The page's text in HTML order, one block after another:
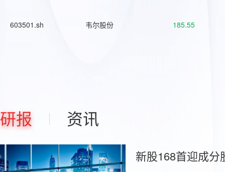
603501.sh 韦尔股份 185.55
研报 资讯
新股168首迎成